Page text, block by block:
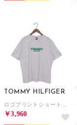
TOMMY HILFIGER
￥3,960